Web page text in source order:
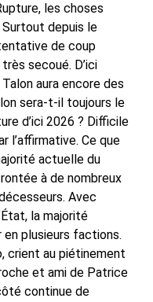
les choses
depuis le
de coup
secoué. D’ici
aura encore des
sera-t-il toujours le
d’ici 2026 ? Difficile
l’affirmative. Ce que
actuelle du
à de nombreux
Avec
la majorité
plusieurs factions.
crient au piétinement
et ami de Patrice
continue de